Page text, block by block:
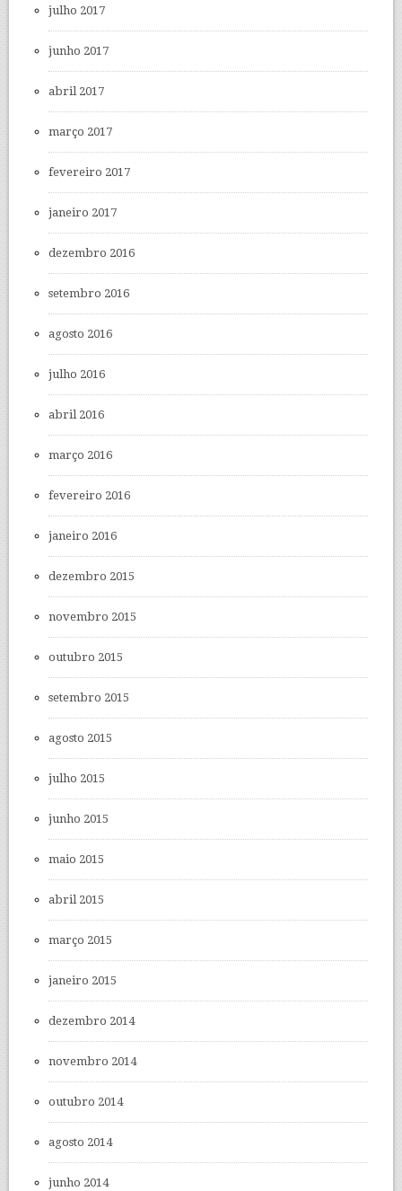
julho 2017
junho 2017
abril 2017
março 2017
fevereiro 2017
janeiro 2017
dezembro 2016
setembro 2016
agosto 2016
julho 2016
abril 2016
março 2016
fevereiro 2016
janeiro 2016
dezembro 2015
novembro 2015
outubro 2015
setembro 2015
agosto 2015
julho 2015
junho 2015
maio 2015
abril 2015
março 2015
janeiro 2015
dezembro 2014
novembro 2014
outubro 2014
agosto 2014
junho 2014